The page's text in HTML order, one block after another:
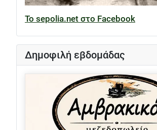
Το sepolia.net στο Facebook
Δημοφιλή εβδομάδας